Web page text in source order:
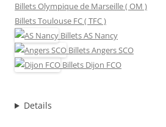
Billets Olympique de Marseille ( OM )
Billets Toulouse FC ( TFC )
BilletsAS Nancy
BilletsAngers SCO
Billets Dijon FCO
Details